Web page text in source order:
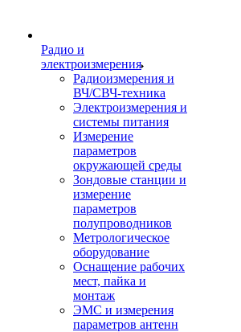
Радио и
электроизмерения
Радиоизмерения и
ВЧ/СВЧ-техника
Электроизмерения и
системы питания
Измерение
параметров
окружающей среды
Зондовые станции и
измерение
параметров
полупроводников
Метрологическое
оборудование
Оснащение рабочих
мест, пайка и
монтаж
ЭМС и измерения
параметров антенн